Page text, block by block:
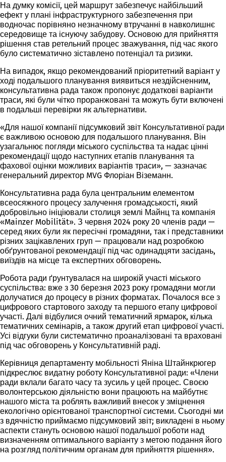
На думку комісії, цей маршрут забезпечує найбільший
ефект у плані інфраструктурного забезпечення при
водночас порівняно незначному втручанні в навколишнє
середовище та існуючу забудову. Основою для прийняття
рішення став ретельний процес зважування, під час якого
було систематично зіставлено потенціал та ризики.
На випадок, якщо рекомендований пріоритетний варіант у
ході подальшого планування виявиться нездійсненним,
консультативна рада також пропонує додаткові варіанти
траси, які були чітко проранжовані та можуть бути включені
в подальші перевірки як альтернативи.
«Для нашої компанії підсумковий звіт Консультативної ради
є важливою основою для подальшого планування. Він
узагальнює погляди міського суспільства та надає цінні
рекомендації щодо наступних етапів планування та
фахової оцінки можливих варіантів траси», — зазначає
генеральний директор MVG Флоріан Віземанн.
Консультативна рада була центральним елементом
всеосяжного процесу залучення громадськості, який
добровільно ініціювали столиця землі Майнц та компанія
«Mainzer Mobilität». З червня 2024 року 20 членів ради —
серед яких були як пересічні громадяни, так і представники
різних зацікавлених груп — працювали над розробкою
обґрунтованої рекомендації під час одинадцяти засідань,
виїздів на місце та експертних обговорень.
Робота ради ґрунтувалася на широкій участі міського
суспільства: вже з 30 березня 2023 року громадяни могли
долучатися до процесу в різних форматах. Почалося все з
цифрового стартового заходу та першого етапу цифрової
участі. Далі відбулися очний тематичний ярмарок, кілька
тематичних семінарів, а також другий етап цифрової участі.
Усі відгуки були систематично проаналізовані та враховані
під час обговорень у Консультативній раді.
Керівниця департаменту мобільності Яніна Штайнкрюгер
підкреслює видатну роботу Консультативної ради: «Члени
ради вклали багато часу та зусиль у цей процес. Своєю
волонтерською діяльністю вони працюють на майбутнє
нашого міста та роблять важливий внесок у зміцнення
екологічно орієнтованої транспортної системи. Сьогодні ми
з вдячністю приймаємо підсумковий звіт; викладені в ньому
аспекти стануть основою нашої подальшої роботи над
визначенням оптимального варіанту з метою подання його
на розгляд політичним органам для прийняття рішення».